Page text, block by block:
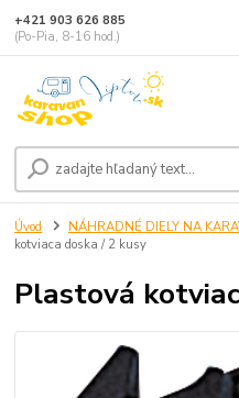
+421 903 626 885
(Po-Pia, 8-16 hod.)
Úvod NÁHRADNÉ DIELY NA
kotviaca doska / 2 kusy
Plastová